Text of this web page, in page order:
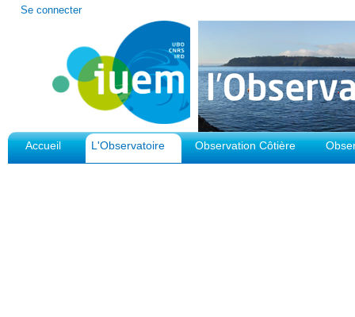
Outils
Se connecter
Accueil L'Observatoire Observation Côtière